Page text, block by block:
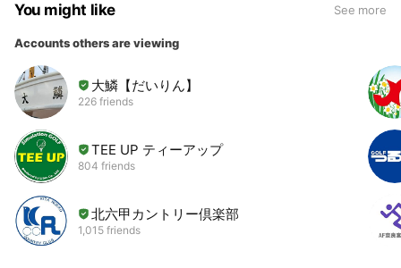
You might like See more
Accounts others are viewing
大鱗【だいりん】
226 friends
TEE UP ティーアップ
804 friends
北六甲カントリー倶楽部
1,015 friends